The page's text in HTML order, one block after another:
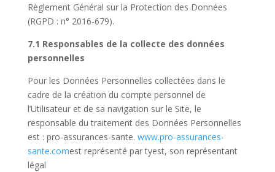
Règlement Général sur la Protection des Données
(RGPD : n° 2016-679).
7.1 Responsables de la collecte des données
personnelles
Pour les Données Personnelles collectées dans le
cadre de la création du compte personnel de
l’Utilisateur et de sa navigation sur le Site, le
responsable du traitement des Données Personnelles
est : pro-assurances-sante. www.pro-assurances-
sante.comest représenté par tyest, son représentant
légal